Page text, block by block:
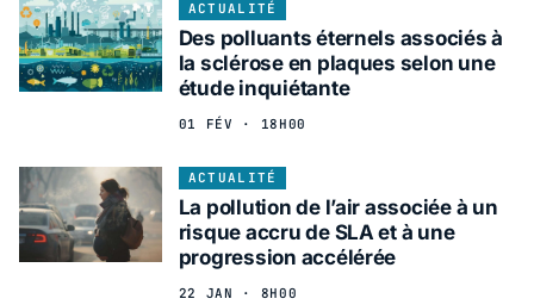
ACTUALITÉ
Des polluants éternels associés à
la sclérose en plaques selon une
étude inquiétante
01 FÉV · 18H00
ACTUALITÉ
La pollution de l’air associée à un
risque accru de SLA et à une
progression accélérée
22 JAN · 8H00